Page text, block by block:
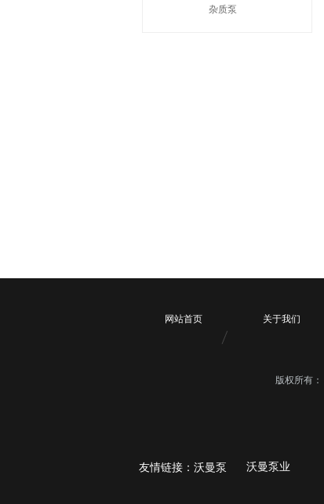
杂质泵
网站首页 关于我们
版权所有：
友情链接： 沃曼泵 沃曼泵业